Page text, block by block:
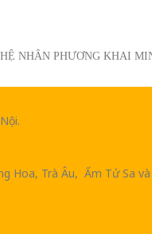
NHÂN PHƯƠNG KHAI
Hoa, Trà Âu, Ấm Tử Sa